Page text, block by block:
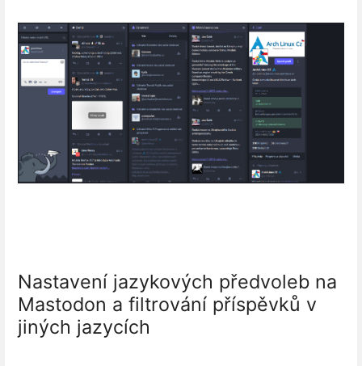
Nastavení jazykových předvoleb na
Mastodon a filtrování příspěvků v
jiných jazycích